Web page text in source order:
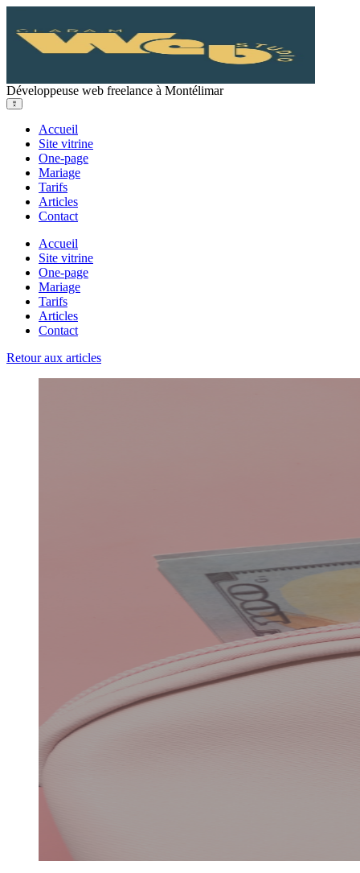
Développeuse web freelance à Montélimar
Accueil
Site vitrine
One-page
Mariage
Tarifs
Articles
Contact
Accueil
Site vitrine
One-page
Mariage
Tarifs
Articles
Contact
Retour aux articles